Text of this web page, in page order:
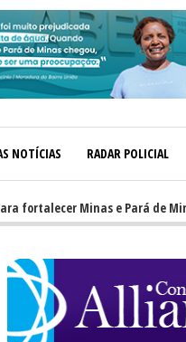
NOTÍCIAS RADAR POLICIAL
Minas e Pará de Minas; e